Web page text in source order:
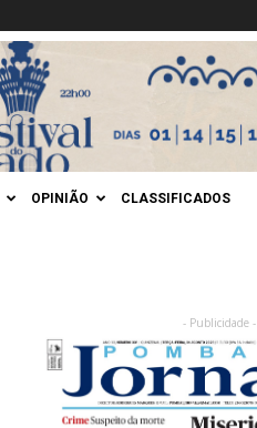
OPINIÃO CLASSIFICADOS
- Publicidade -